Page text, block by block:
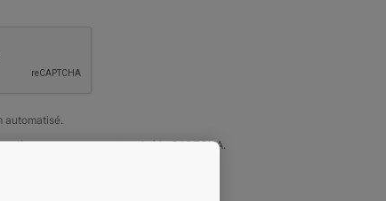
automatisé.
ce que vous ayez terminé le CAPTCHA.